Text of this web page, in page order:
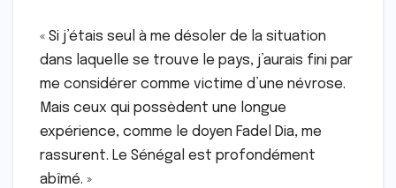
« Si j’étais seul à me désoler de la situation
dans laquelle se trouve le pays, j’aurais fini par
me considérer comme victime d’une névrose.
Mais ceux qui possèdent une longue
expérience, comme le doyen Fadel Dia, me
rassurent. Le Sénégal est profondément
abîmé. »